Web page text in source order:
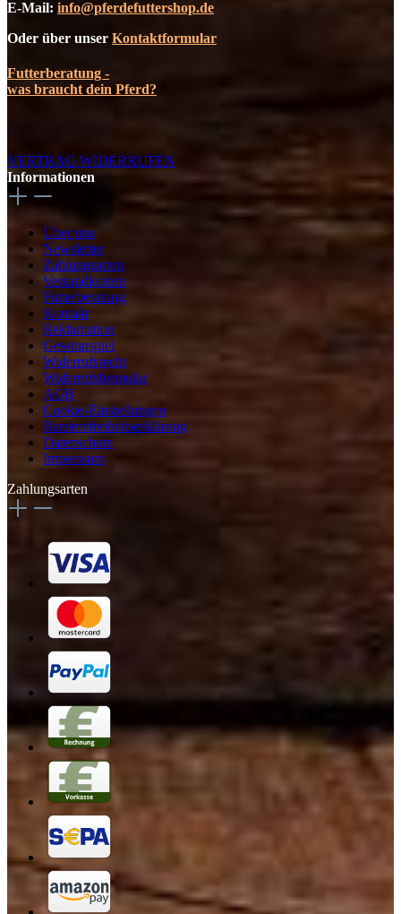
E-Mail: info@pferdefuttershop.de
Oder über unser Kontaktformular
Futterberatung -
was braucht dein Pferd?
VERTRAG WIDERRUFEN
Informationen
Über uns
Newsletter
Zahlungsarten
Versandkosten
Futterberatung
Kontakt
Reklamation
Gewinnspiel
Widerrufsrecht
Widerrufsformular
AGB
Cookie-Einstellungen
Barrierefreiheitserklärung
Datenschutz
Impressum
Zahlungsarten